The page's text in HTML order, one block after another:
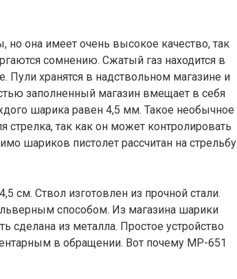
но она имеет очень высокое качество, так
сомнению. Сжатый газ находится в
хранятся в надствольном магазине и
заполненный магазин вмещает в себя
шарика равен 4,5 мм. Такое необычное
так как он может контролировать
шариков пистолет рассчитан на стрельбу
см. Ствол изготовлен из прочной стали.
способом. Из магазина шарики
сделана из металла. Простое устройство
в обращении. Вот почему МР-651